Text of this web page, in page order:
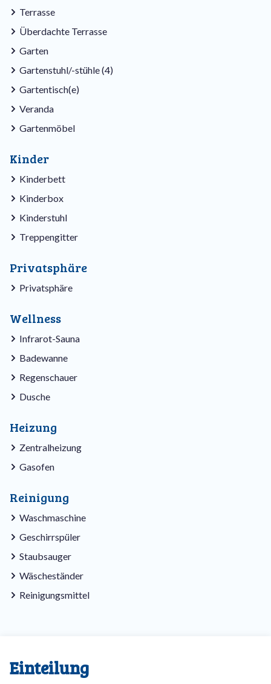
Terrasse
Überdachte Terrasse
Garten
Gartenstuhl/-stühle (4)
Gartentisch(e)
Veranda
Gartenmöbel
Kinder
Kinderbett
Kinderbox
Kinderstuhl
Treppengitter
Privatsphäre
Privatsphäre
Wellness
Infrarot-Sauna
Badewanne
Regenschauer
Dusche
Heizung
Zentralheizung
Gasofen
Reinigung
Waschmaschine
Geschirrspüler
Staubsauger
Wäscheständer
Reinigungsmittel
Einteilung